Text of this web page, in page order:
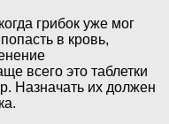
грибок уже мог
в кровь,
всего это таблетки
Назначать их должен